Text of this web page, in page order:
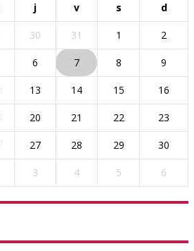
j v s d
30 31 1 2
6 7 8 9
13 14 15 16
20 21 22 23
27 28 29 30
3 4 5 6